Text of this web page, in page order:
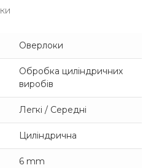
Оверлоки
Обробка циліндричних
виробів
Легкі / Середні
Циліндрична
6 mm